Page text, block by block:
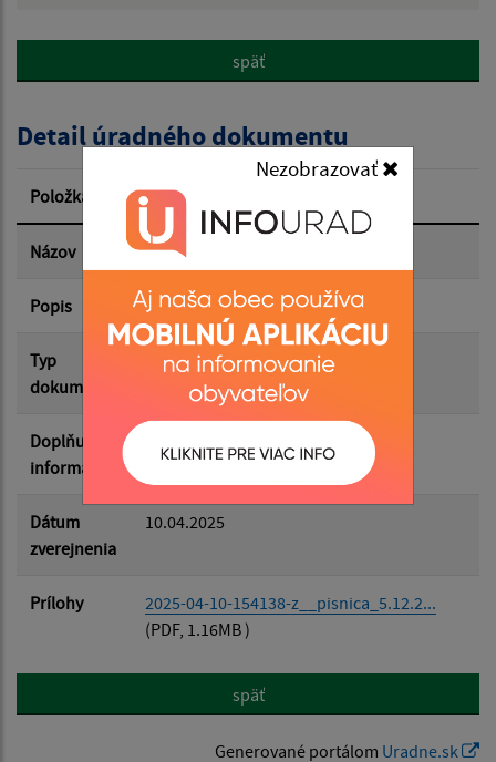
Nezobrazovať
Popis:
Dátum zverejnenia od:
Dátum zverejnenia do:
Filtrovať Reset
späť
Detail úradného dokumentu
Položka Informácia
Názov Zápisnica 5.12.2024
Popis
Typ
dokumentu
Zasadnutia OZ
Doplňujúce
informácie
Dátum
zverejnenia
10.04.2025
Prílohy
2025-04-10-154138-z__pisnica_5.12.2...
(PDF, 1.16MB )
späť
Generované portálom Uradne.sk